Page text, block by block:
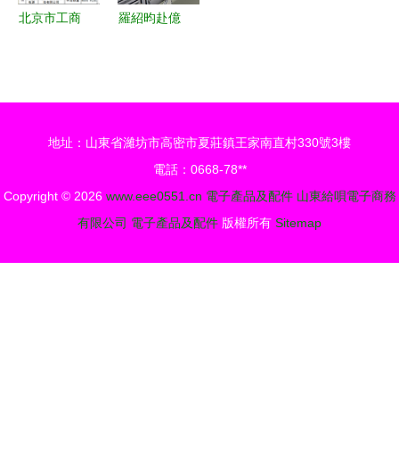
北京市工商
及“半島鐵
羅紹昀赴億
產工作
地址：山東省濰坊市高密市夏莊鎮王家南直村330號3樓
電話：0668-78**
Copyright © 2026 www.eee0551.cn 電子產品及配件 山東給唄電子商務
有限公司 電子產品及配件 版權所有 Sitemap